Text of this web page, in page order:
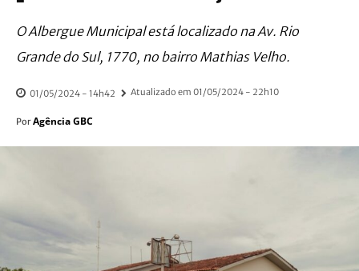
O Albergue Municipal está localizado na Av. Rio
Grande do Sul, 1770, no bairro Mathias Velho.
01/05/2024 - 14h42 Atualizado em 01/05/2024 - 22h10
Por Agência GBC